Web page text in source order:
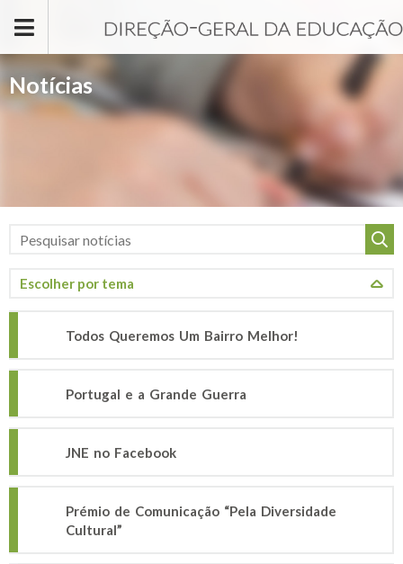
Notícias
Todos Queremos Um Bairro Melhor!
Portugal e a Grande Guerra
JNE no Facebook
Prémio de Comunicação “Pela Diversidade
Cultural”